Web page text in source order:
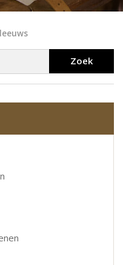
Zoek